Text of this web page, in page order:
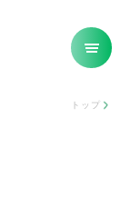
トップ